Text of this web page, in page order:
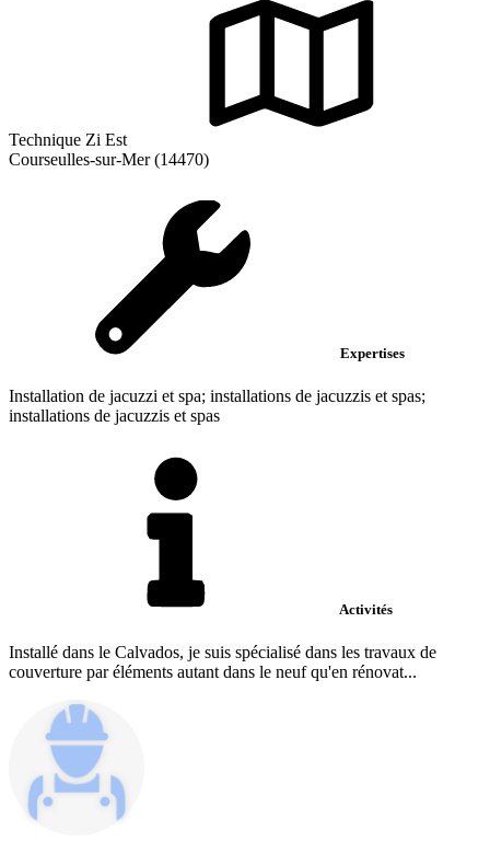
Technique Zi Est
Courseulles-sur-Mer (14470)
Expertises
Installation de jacuzzi et spa; installations de jacuzzis et spas;
installations de jacuzzis et spas
Activités
Installé dans le Calvados, je suis spécialisé dans les travaux de
couverture par éléments autant dans le neuf qu'en rénovat...